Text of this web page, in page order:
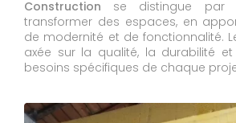
Construction se distingue par
transformer des espaces, en
de modernité et de fonctionnalité.
axée sur la qualité, la durabilité
besoins spécifiques de chaque